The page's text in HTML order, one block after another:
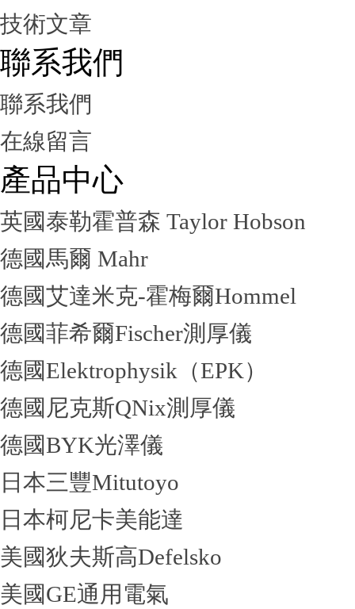
技術文章
聯系我們
聯系我們
在線留言
產品中心
英國泰勒霍普森 Taylor Hobson
德國馬爾 Mahr
德國艾達米克-霍梅爾Hommel
德國菲希爾Fischer測厚儀
德國Elektrophysik（EPK）
德國尼克斯QNix測厚儀
德國BYK光澤儀
日本三豐Mitutoyo
日本柯尼卡美能達
美國狄夫斯高Defelsko
美國GE通用電氣